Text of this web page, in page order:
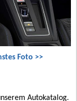
Foto >>
Autokatalog.